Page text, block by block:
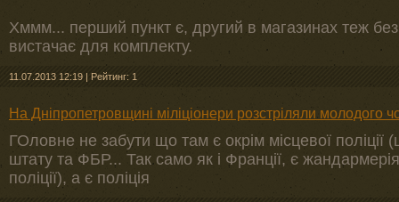
Хммм... перший пункт є, другий в магазинах теж
вистачає для комплекту.
11.07.2013 12:19 | Рейтинг: 1
На Дніпропетровщині міліціонери розстріляли молодого
ГОловне не забути що там є окрім місцевої
штату та ФБР... Так само як і Франції, є
поліції), а є поліція